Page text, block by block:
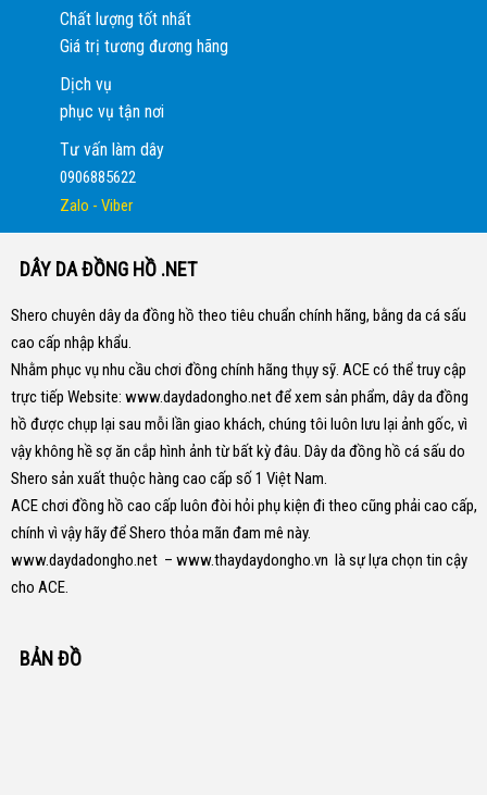
Chất lượng tốt nhất
Giá trị tương đương hãng
Dịch vụ
phục vụ tận nơi
Tư vấn làm dây
0906885622
Zalo - Viber
DÂY DA ĐỒNG HỒ .NET
Shero chuyên dây da đồng hồ theo tiêu chuẩn chính hãng, bằng da cá sấu
cao cấp nhập khẩu.
Nhằm phục vụ nhu cầu chơi đồng chính hãng thụy sỹ. ACE có thể truy cập
trực tiếp Website: www.daydadongho.netđể xem sản phẩm, dây da đồng
hồ được chụp lại sau mỗi lần giao khách, chúng tôi luôn lưu lại ảnh gốc, vì
vậy không hề sợ ăn cắp hình ảnh từ bất kỳ đâu. Dây da đồng hồ cá sấu do
Shero sản xuất thuộc hàng cao cấp số 1 Việt Nam.
ACE chơi đồng hồ cao cấp luôn đòi hỏi phụ kiện đi theo cũng phải cao cấp,
chính vì vậy hãy để Shero thỏa mãn đam mê này.
www.daydadongho.net – www.thaydaydongho.vn là sự lựa chọn tin cậy
cho ACE.
BẢN ĐỒ